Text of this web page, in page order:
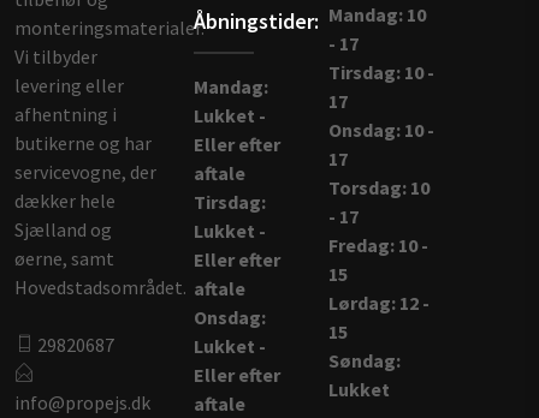
monteringsmaterialer.
Vi tilbyder
levering eller
afhentning i
butikerne og har
servicevogne, der
dækker hele
Sjælland og
øerne, samt
Hovedstadsområdet.
29820687
info@propejs.dk
Åbningstider:
Mandag:
Lukket -
Eller efter
aftale
Tirsdag:
Lukket -
Eller efter
aftale
Onsdag:
Lukket -
Eller efter
aftale
Mandag: 10
- 17
Tirsdag: 10 -
17
Onsdag: 10 -
17
Torsdag: 10
- 17
Fredag: 10 -
15
Lørdag: 12 -
15
Søndag:
Lukket